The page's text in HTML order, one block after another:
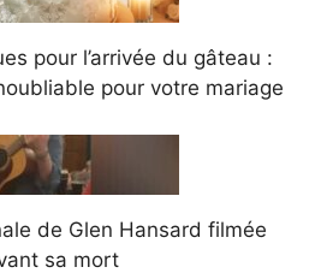
pour l’arrivée du gâteau :
pour votre mariage
de Glen Hansard filmée
sa mort